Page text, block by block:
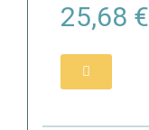
25,68 €